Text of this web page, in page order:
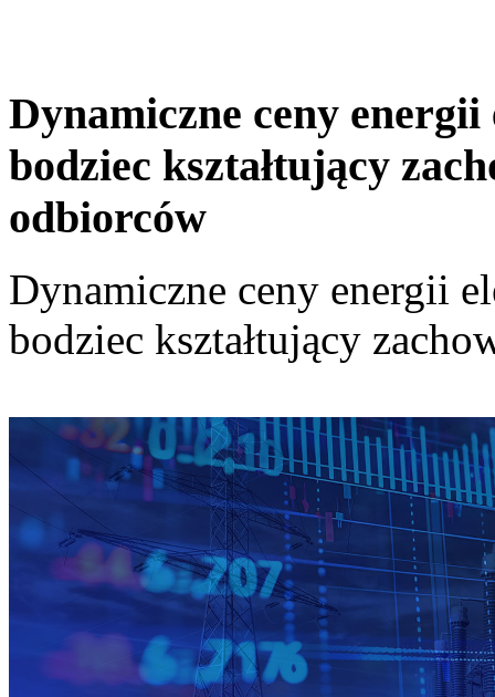
Dynamiczne ceny
bodziec kształtujący
odbiorców
Dynamiczne ceny energii
bodziec kształtujący